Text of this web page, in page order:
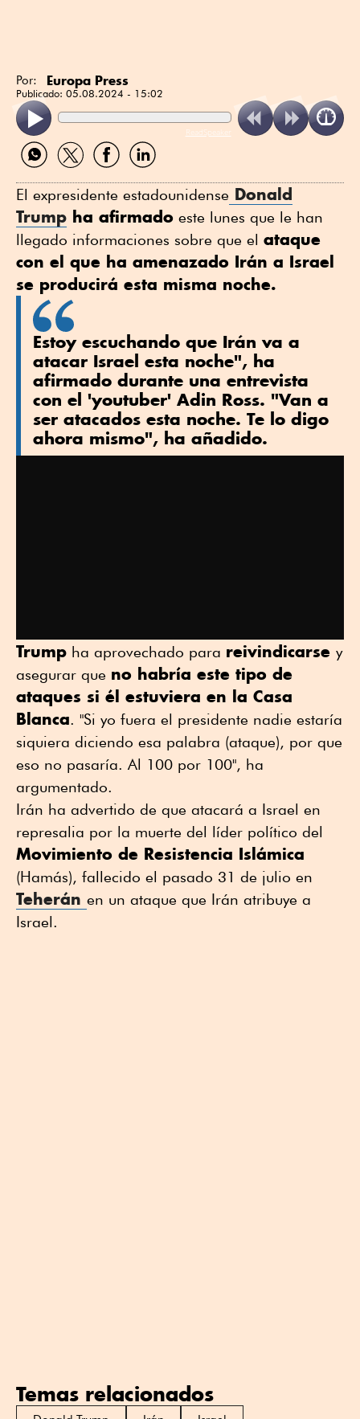
Por: Europa Press
Publicado: 05.08.2024 - 15:02
ReadSpeaker
Compartir
por
Compartir
por
Compartir
por
Compartir
por
El expresidente estadounidense Donald
Trump ha afirmado este lunes que le han
llegado informaciones sobre que el ataque
con el que ha amenazado Irán a Israel
se producirá esta misma noche.
Estoy escuchando que Irán va a
atacar Israel esta noche", ha
afirmado durante una entrevista
con el 'youtuber' Adin Ross. "Van a
ser atacados esta noche. Te lo digo
ahora mismo", ha añadido.
Trump ha aprovechado para reivindicarse y
asegurar que no habría este tipo de
ataques si él estuviera en la Casa
Blanca. "Si yo fuera el presidente nadie estaría
siquiera diciendo esa palabra (ataque), por que
eso no pasaría. Al 100 por 100", ha
argumentado.
Irán ha advertido de que atacará a Israel en
represalia por la muerte del líder político del
Movimiento de Resistencia Islámica
(Hamás), fallecido el pasado 31 de julio en
Teherán en un ataque que Irán atribuye a
Israel.
Temas relacionados